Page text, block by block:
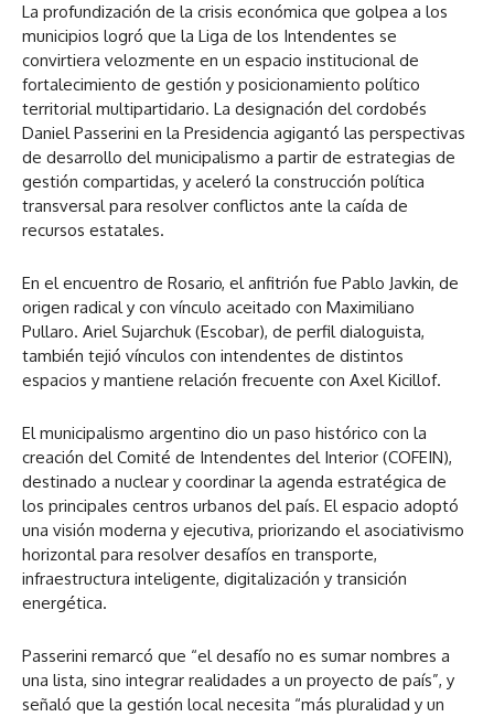
La profundización de la crisis económica que golpea a los
municipios logró que la Liga de los Intendentes se
convirtiera velozmente en un espacio institucional de
fortalecimiento de gestión y posicionamiento político
territorial multipartidario. La designación del cordobés
Daniel Passerini en la Presidencia agigantó las perspectivas
de desarrollo del municipalismo a partir de estrategias de
gestión compartidas, y aceleró la construcción política
transversal para resolver conflictos ante la caída de
recursos estatales.
En el encuentro de Rosario, el anfitrión fue Pablo Javkin, de
origen radical y con vínculo aceitado con Maximiliano
Pullaro. Ariel Sujarchuk (Escobar), de perfil dialoguista,
también tejió vínculos con intendentes de distintos
espacios y mantiene relación frecuente con Axel Kicillof.
El municipalismo argentino dio un paso histórico con la
creación del Comité de Intendentes del Interior (COFEIN),
destinado a nuclear y coordinar la agenda estratégica de
los principales centros urbanos del país. El espacio adoptó
una visión moderna y ejecutiva, priorizando el asociativismo
horizontal para resolver desafíos en transporte,
infraestructura inteligente, digitalización y transición
energética.
Passerini remarcó que “el desafío no es sumar nombres a
una lista, sino integrar realidades a un proyecto de país”, y
señaló que la gestión local necesita “más pluralidad y un